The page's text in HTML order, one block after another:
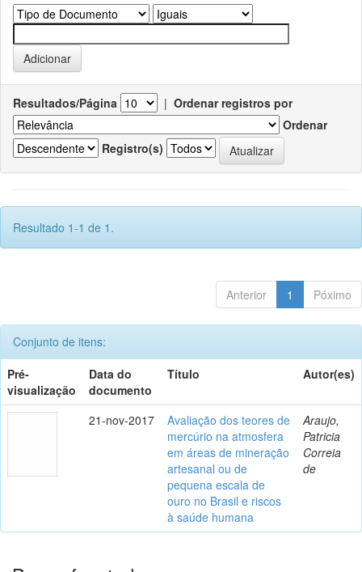
Resultados/Página | Ordenar registros por
Ordenar
Registro(s)
Resultado 1-1 de 1.
Anterior 1 Póximo
Conjunto de itens:
Pré-
visualização
Data do
documento
Título Autor(es)
21-nov-2017
Avaliação dos teores de
mercúrio na atmosfera
em áreas de mineração
artesanal ou de
pequena escala de
ouro no Brasil e riscos
à saúde humana
Araujo,
Patricia
Correia
de